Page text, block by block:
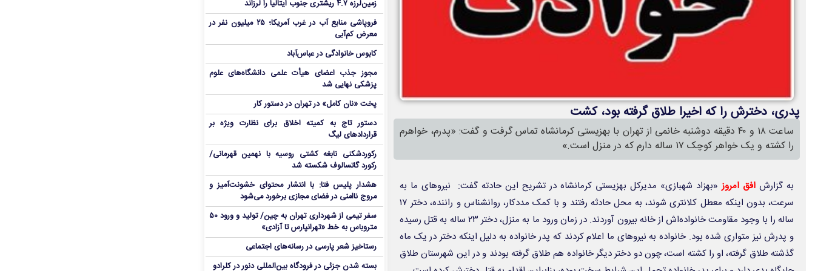
پدری، دخترش را که اخیرا طلاق گرفته بود، کشت
ساعت ۱۸ و ۴۰ دقیقه دوشنبه خانمی از تهران با بهزیستی کرمانشاه تماس گرفت و گفت: «پدرم، خواهرم
را کشته و یک خواهر کوچک ۱۷ ساله دارم که در منزل است.»
به گزارش افق امروز«بهزاد شهبازی» مدیرکل بهزیستی کرمانشاه در تشریح این حادته گفت: نیروهای ما به
سرعت، بدون اینکه معطل کلانتری شوند، به محل حادثه رفتند و با کمک مددکار، روانشناس و راننده، دختر ۱۷
ساله را با وجود مقاومت خانواده‌اش از خانه بیرون آوردند. در زمان ورود ما به منزل، دختر ۲۳ ساله به قتل رسیده
و پدرش نیز متواری شده بود. خانواده به نیروهای ما اعلام کردند که پدر خانواده به دلیل اینکه دختر در یک ماه
گذشته طلاق گرفته، او را کشته است، چون دو دختر دیگر خانواده هم طلاق گرفته بودند و در این شهرستان طلاق
زمین‌لرزه ۴.۷ ریشتری جنوب ایتالیا را لرزاند
فروپاشی منابع آب در غرب آمریکا؛ ۲۵ میلیون نفر در
معرض کم‌آبی
کابوس خانوادگی در عباس‌آباد
مجوز جذب اعضای هیأت علمی دانشگاه‌های علوم
پزشکی نهایی شد
پخت «نان کامل» در تهران در دستور کار
دستور تاج به کمیته اخلاق برای نظارت ویژه بر
قراردادهای لیگ
رکوردشکنی نابغه کشتی روسیه با نهمین قهرمانی/
رکورد گاتسالوف شکسته شد
هشدار پلیس فتا: با انتشار محتوای خشونت‌آمیز و
مروج ناامنی در فضای مجازی برخورد می‌شود
سفر تیمی از شهرداری تهران به چین/ تولید و ورود ۵۰
متروباس‌ به خط «تهرانپارس تا آزادی»
رستاخیز شعر پارسی در رسانه‌های اجتماعی
بسته شدن جزئی در فرودگاه بین‌المللی دنور در کلرادو